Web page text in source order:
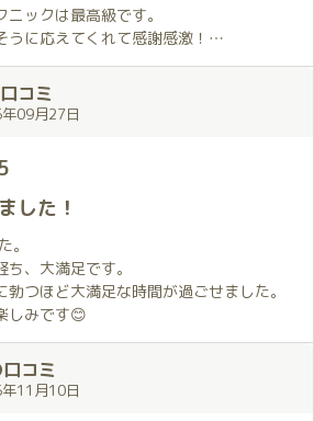
ックは最高級です。
に応えてくれて感謝感激！
レンジさせてくださいね。
コミ
09月27日
5
した！
。
、大満足です。
つほど大満足な時間が過ごせました。
しみです😊
コミ
11月10日